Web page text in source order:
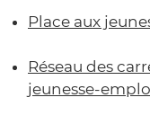
Place aux
Réseau des
jeunesse-